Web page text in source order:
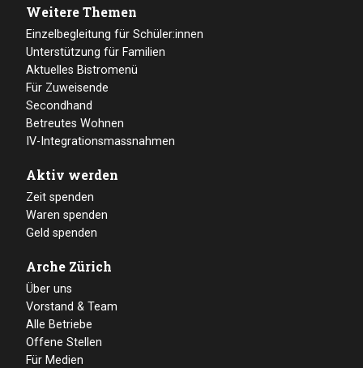
Weitere Themen
Einzelbegleitung für Schüler:innen
Unterstützung für Familien
Aktuelles Bistromenü
Für Zuweisende
Secondhand
Betreutes Wohnen
IV-Integrationsmassnahmen
Aktiv werden
Zeit spenden
Waren spenden
Geld spenden
Arche Zürich
Über uns
Vorstand & Team
Alle Betriebe
Offene Stellen
Für Medien